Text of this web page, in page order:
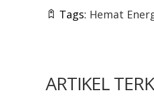
Tags: Hemat
ARTIKEL